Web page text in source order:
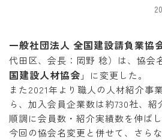
一般社団法人 全国建設請負業協
代田区、会長：岡野 稔）は、協会
国建設人材協会 」に変更した。
また2021年より職人の人材紹介事
ら、加入会員企業数は約730社、紹
順調に会員数・紹介実績数を伸ばし
今回の協会名変更と併せて、さら